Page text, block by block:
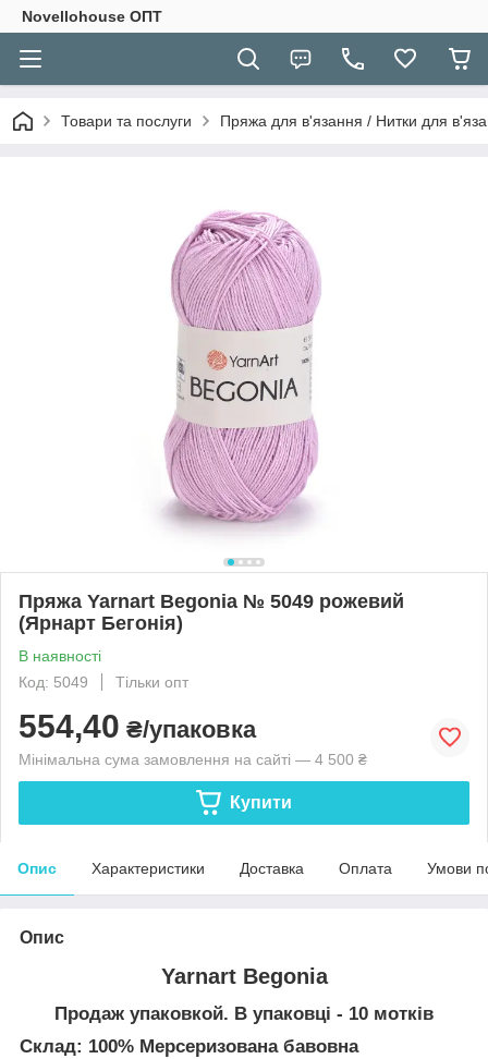
Novellohouse ОПТ
Товари та послуги Пряжа для в'язання / Нитки для
Пряжа Yarnart Begonia № 5049 рожевий
(Ярнарт Бегонія)
В наявності
Код: 5049
Тільки опт
554,40 ₴/упаковка
Мінімальна сума замовлення на сайті — 4 500 ₴
Купити
Опис Характеристики Доставка Оплата Умови
Опис
Yarnart Begonia
Продаж упаковкой. В упаковці - 10 мотків
Склад: 100% Мерсеризована бавовна